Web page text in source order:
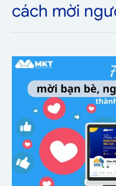
cách mời